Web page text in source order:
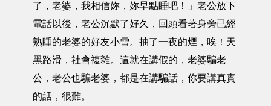
了，老婆，我相信妳，妳早點睡吧！」老公放下
電話以後，老公沉默了好久，回頭看著身旁已經
熟睡的老婆的好友小雪。抽了一夜的煙，唉！天
黑路滑，社會複雜。這就在講假的，老婆騙老
公，老公也騙老婆，都是在講騙話，你要講真實
的話，很難。